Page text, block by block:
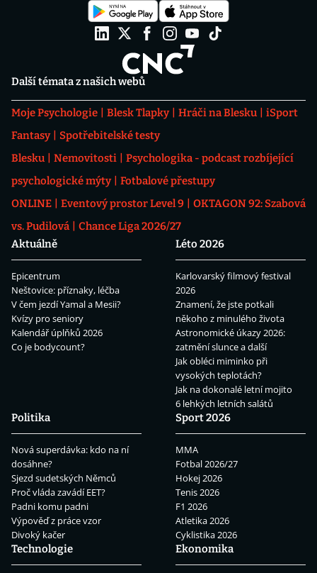
Další témata z našich webů
Moje Psychologie Blesk Tlapky Hráči na Blesku
iSport
Fantasy
Spotřebitelské testy
Blesku
Nemovitosti
Psychologika - podcast rozbíjející
psychologické mýty
Fotbalové přestupy
ONLINE
Eventový prostor Level 9
OKTAGON 92: Szabová
vs. Pudilová
Chance Liga 2026/27
Aktuálně
Epicentrum
Neštovice: příznaky, léčba
V čem jezdí Yamal a Mesii?
Kvízy pro seniory
Kalendář úplňků 2026
Co je bodycount?
Léto 2026
Karlovarský filmový festival
2026
Znamení, že jste potkali
někoho z minulého života
Astronomické úkazy 2026:
zatmění slunce a další
Jak obléci miminko při
vysokých teplotách?
Jak na dokonalé letní mojito
6 lehkých letních salátů
Politika
Nová superdávka: kdo na ní
dosáhne?
Sjezd sudetských Němců
Proč vláda zavádí EET?
Padni komu padni
Výpověď z práce vzor
Divoký kačer
Sport 2026
MMA
Fotbal 2026/27
Hokej 2026
Tenis 2026
F1 2026
Atletika 2026
Cyklistika 2026
Technologie
Ekonomika